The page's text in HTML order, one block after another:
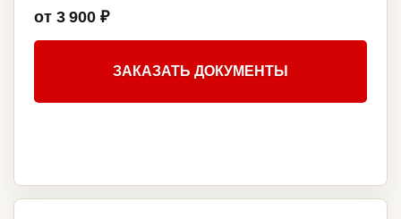
от 3 900 ₽
ЗАКАЗАТЬ ДОКУМЕНТЫ